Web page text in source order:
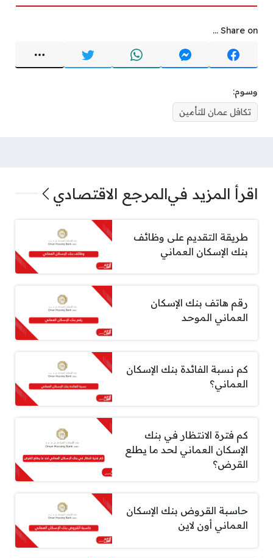
Share on ...
وسوم:
تكافل عمان للتأمين
اقرأ المزيد فيالمرجع الاقتصادي
طريقة التقديم على وظائف
بنك الإسكان العماني
رقم هاتف بنك الإسكان
العماني الموحد
كم نسبة الفائدة بنك الإسكان
العماني؟
كم فترة الانتظار في بنك
الإسكان العماني لحد ما يطلع
القرض؟
حاسبة القروض بنك الإسكان
العماني أون لاين